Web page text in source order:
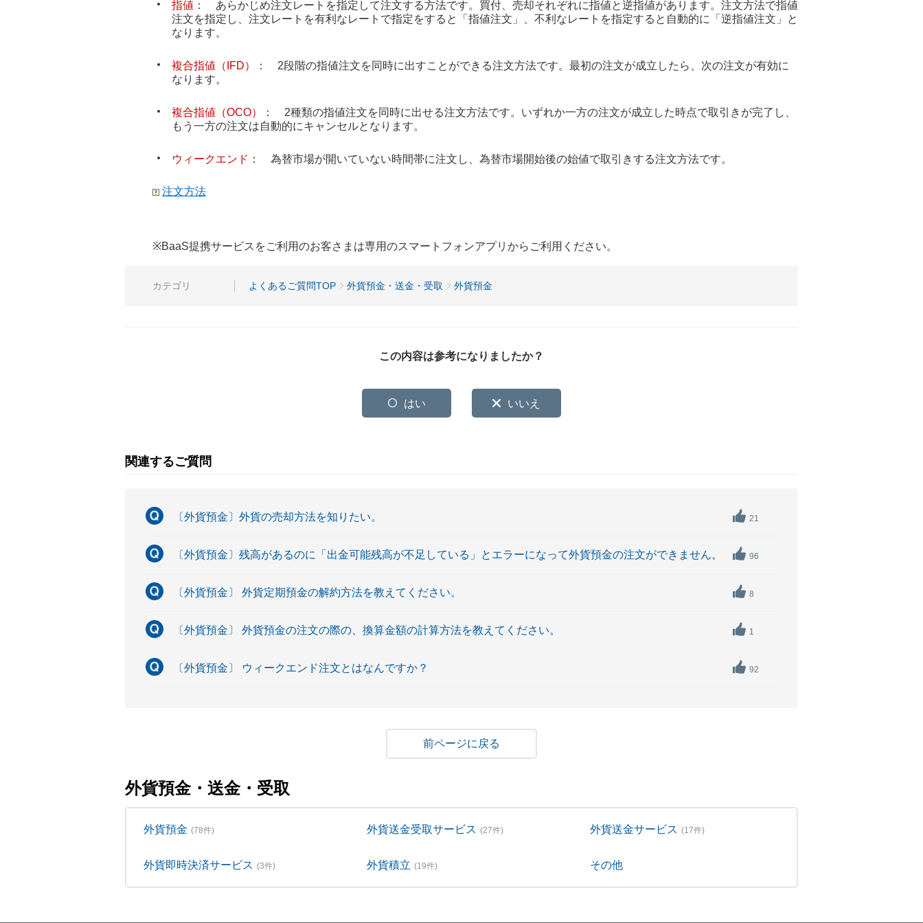
指値 ： あらかじめ注文レートを指定して注文する方法です。買付、売却それぞれに指値と逆指値があります。注文方法で指値
注文を指定し、注文レートを有利なレートで指定をすると「指値注文」、不利なレートを指定すると自動的に「逆指値注文」と
なります。
複合指値（IFD）
： 2段階の指値注文を同時に出すことができる注文方法です。最初の注文が成立したら、次の注文が有効に
なります。
複合指値（OCO）
： 2種類の指値注文を同時に出せる注文方法です。いずれか一方の注文が成立した時点で取引きが完了し、
もう一方の注文は自動的にキャンセルとなります。
ウィークエンド ： 為替市場が開いていない時間帯に注文し、為替市場開始後の始値で取引きする注文方法です。
注文方法
※BaaS提携サービスをご利用のお客さまは専用のスマートフォンアプリからご利用ください。
カテゴリ よくあるご質問TOP 外貨預金・送金・受取 外貨預金
この内容は参考になりましたか？
はい いいえ
関連するご質問
〔外貨預金〕外貨の売却方法を知りたい。 21
〔外貨預金〕残高があるのに「出金可能残高が不足している」とエラーになって外貨預金の注文ができません。 96
〔外貨預金〕 外貨定期預金の解約方法を教えてください。 8
〔外貨預金〕 外貨預金の注文の際の、換算金額の計算方法を教えてください。 1
〔外貨預金〕 ウィークエンド注文とはなんですか？ 92
戻る
外貨預金・送金・受取
外貨預金 (78件) 外貨送金受取サービス (27件) 外貨送金サービス (17件)
外貨即時決済サービス (3件) 外貨積立 (19件) その他